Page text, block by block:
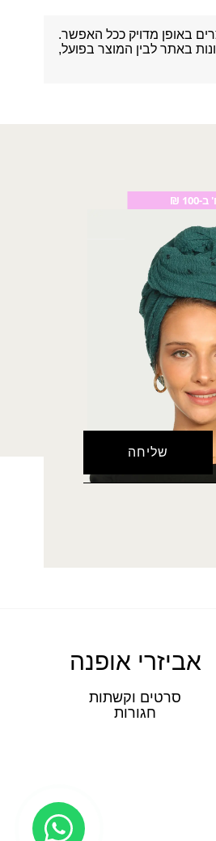
באופן מדויק ככל האפשר.
באתר לבין המוצר בפועל,
אביזרי אופנה
סרטים וקשתות
חגורות